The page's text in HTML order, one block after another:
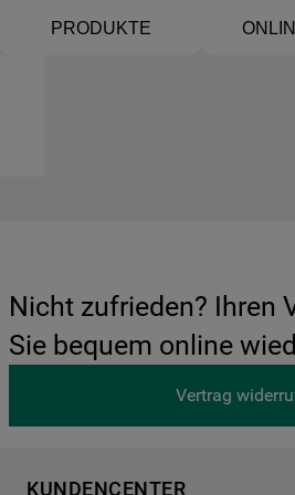
PRODUKTE
Nicht zufrieden? Ihren
Sie bequem online
Vertrag
KUNDENCENTER